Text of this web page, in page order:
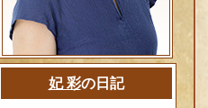
妃 彩の日記